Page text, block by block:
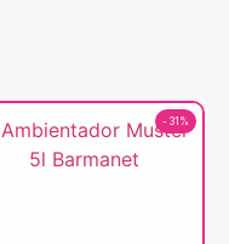
- 31%